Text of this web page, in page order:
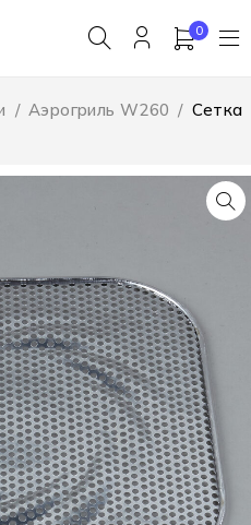
0
/ Аэрогриль W260 / Сетка